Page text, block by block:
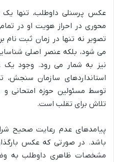
عکس پرسنلی داوطلب، تنها
محوری در احراز هویت او در
تصویر نه تنها در زمان ثبت نام
می شود، بلکه عنصر اصلی
نیز به شمار می رود. وجود
استانداردهای سازمان
توسط مسئولین حوزه امتحانی و
تلاش برای تقلب است.
پیامدهای عدم رعایت صحیح
باشد. در صورتی که عکس
مشخصات ظاهری داوطلب به